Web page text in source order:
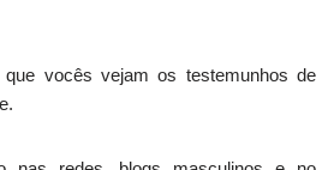
vocês vejam os testemunhos de